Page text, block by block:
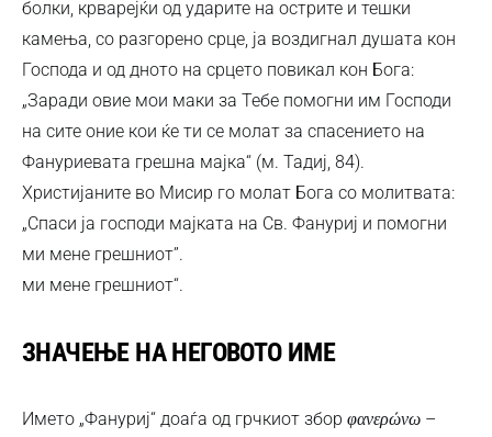
болки, крварејќи од ударите на острите и тешки
камења, со разгорено срце, ја воздигнал душата кон
Господа и од дното на срцето повикал кон Бога:
„Заради овие мои маки за Тебе помогни им Господи
на сите оние кои ќе ти се молат за спасението на
Фануриевата грешна мајка“ (м. Тадиј, 84).
Христијаните во Мисир го молат Бога со молитвата:
„Спаси ја господи мајката на Св. Фануриј и помогни
ми мене грешниот”.
ми мене грешниот“.
ЗНАЧЕЊЕ НА НЕГОВОТО ИМЕ
Името „Фануриј“ доаѓа од грчкиот збор φανερώνω –